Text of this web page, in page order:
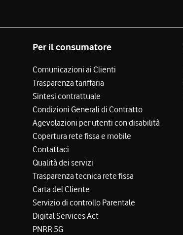
Per il consumatore
Comunicazioni ai Clienti
Trasparenza tariffaria
Sintesi contrattuale
Condizioni Generali di Contratto
Agevolazioni per utenti con disabilità
Copertura rete fissa e mobile
Contattaci
Qualità dei servizi
Trasparenza tecnica rete fissa
Carta del Cliente
Servizio di controllo Parentale
Digital Services Act
PNRR 5G